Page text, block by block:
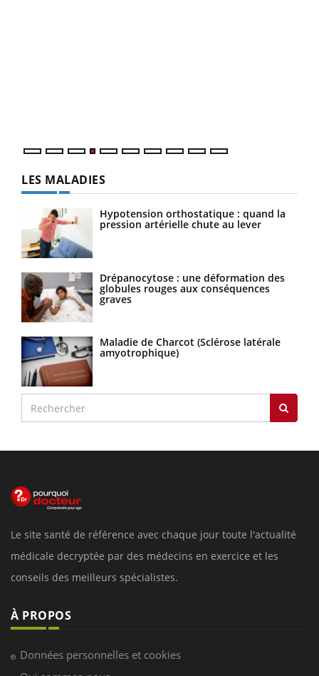
LES MALADIES
Hypotension orthostatique : quand la
pression artérielle chute au lever
Drépanocytose : une déformation des
globules rouges aux conséquences
graves
Maladie de Charcot (Sclérose latérale
amyotrophique)
Le site santé de référence avec chaque jour toute l'actualité
médicale decryptée par des médecins en exercice et les
conseils des meilleurs spécialistes.
À PROPOS
Données personnelles et cookies